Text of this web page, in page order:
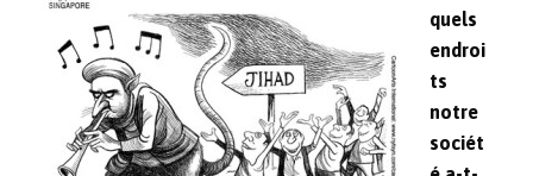
quels
endroi
ts
notre
sociét